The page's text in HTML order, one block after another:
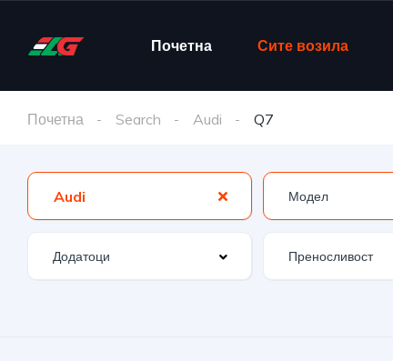
Почетна Сите возила
Почетна Search Audi Q7
Audi
Додатоци